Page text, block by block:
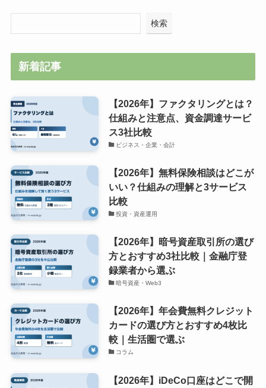
検索
新着記事
【2026年】ファクタリングとは？
仕組みと注意点、資金調達サービ
ス3社比較
ビジネス・企業・会計
【2026年】無料保険相談はどこが
いい？仕組みの理解と3サービス
比較
投資・資産運用
【2026年】暗号資産取引所の選び
方とおすすめ3社比較｜金融庁登
録業者から選ぶ
暗号資産・Web3
【2026年】年会費無料クレジット
カードの選び方とおすすめ4枚比
較｜生活圏で選ぶ
コラム
【2026年】iDeCo口座はどこで開